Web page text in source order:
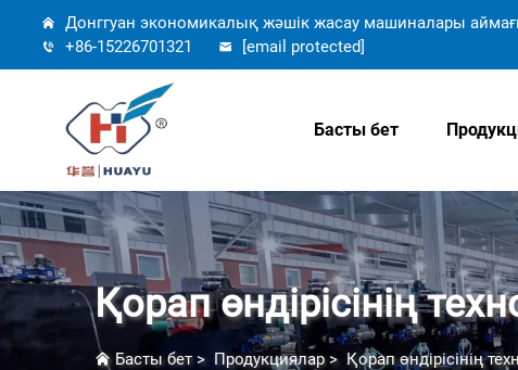
Донггуан экономикалық жәшік жасау машиналары
+86-15226701321
[email protected]
Басты бет
Қорап өндірісінің
Басты бет > Продукциялар> Қорап өндірісінің